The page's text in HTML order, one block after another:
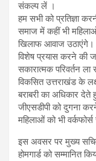
संकल्प लें ।
हम सभी को प्रतिज्ञा
समाज में कहीं भी
खिलाफ आवाज उठाएंगे।
विशेष प्रयास करने
सकारात्मक परिवर्तन
विकसित उत्तराखंड के
बराबरी का अधिकार देते
जीएसडीपी को दुगना
महिलाओं को भी
इस अवसर पर मुख्य सचिव
होमगार्ड को सम्मानित